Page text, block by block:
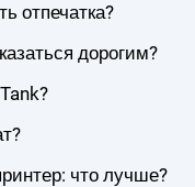
отпечатка?
дорогим?
что лучше?